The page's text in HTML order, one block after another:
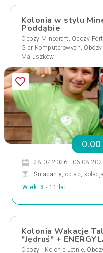
Kolonia w stylu
Poddąbie
Obozy Minecraft, Obozy
Gier Komputerowych,
Maluszków
0.00
28.07.2026 -
Śniadanie, obiad, kolacja
Wiek: 8 - 11 lat
Kolonia Wakacje
"Jędruś" +
Obozy i Kolonie Letnie,